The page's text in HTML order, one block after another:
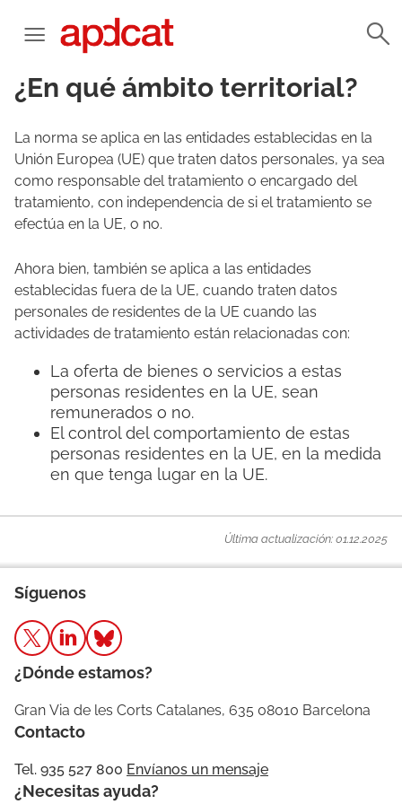
¿En qué ámbito territorial?
La norma se aplica en las entidades establecidas en la
Unión Europea (UE) que traten datos personales, ya sea
como responsable del tratamiento o encargado del
tratamiento, con independencia de si el tratamiento se
efectúa en la UE, o no.
Ahora bien, también se aplica a las entidades
establecidas fuera de la UE, cuando traten datos
personales de residentes de la UE cuando las
actividades de tratamiento están relacionadas con:
La oferta de bienes o servicios a estas
personas residentes en la UE, sean
remunerados o no.
El control del comportamiento de estas
personas residentes en la UE, en la medida
en que tenga lugar en la UE.
Última actualización: 01.12.2025
Síguenos
¿Dónde estamos?
Gran Via de les Corts Catalanes, 635 08010 Barcelona
Contacto
Tel. 935 527 800 Envíanos un mensaje
¿Necesitas ayuda?